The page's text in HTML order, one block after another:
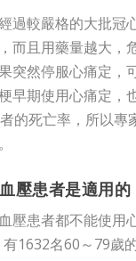
過較嚴格的大批冠
而且用藥量越大，
突然停服心痛定，
早期使用心痛定，
的死亡率，所以
壓患者是適用的
壓患者都不能使用
有1632名60～79歲